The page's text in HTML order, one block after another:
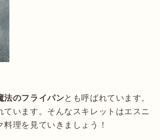
法のフライパンとも呼ばれています。
います。そんなスキレットはエスニ